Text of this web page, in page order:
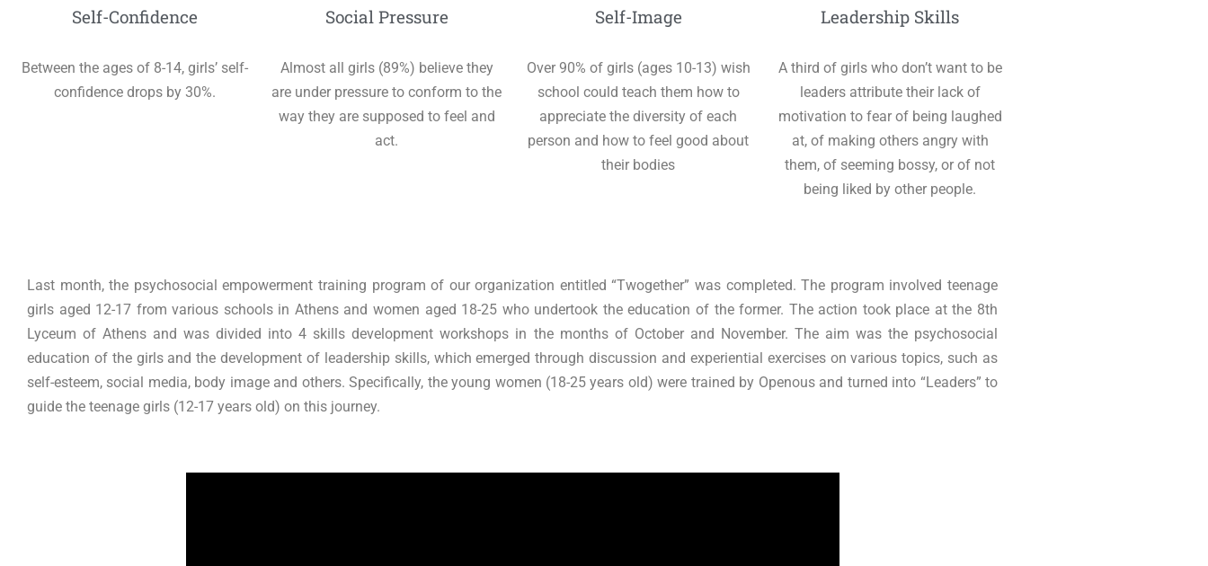
Self-Confidence
Between the ages of 8-14, girls’ self-
confidence drops by 30%.
Social Pressure
Almost all girls (89%) believe they
are under pressure to conform to the
way they are supposed to feel and
act.
Self-Image
Over 90% of girls (ages 10-13) wish
school could teach them how to
appreciate the diversity of each
person and how to feel good about
their bodies
Leadership Skills
A third of girls who don’t want to be
leaders attribute their lack of
motivation to fear of being laughed
at, of making others angry with
them, of seeming bossy, or of not
being liked by other people.
Last month, the psychosocial empowerment training program of our organization entitled “Twogether” was completed. The program involved teenage
girls aged 12-17 from various schools in Athens and women aged 18-25 who undertook the education of the former. The action took place at the 8th
Lyceum of Athens and was divided into 4 skills development workshops in the months of October and November. The aim was the psychosocial
education of the girls and the development of leadership skills, which emerged through discussion and experiential exercises on various topics, such as
self-esteem, social media, body image and others. Specifically, the young women (18-25 years old) were trained by Openous and turned into “Leaders” to
guide the teenage girls (12-17 years old) on this journey.